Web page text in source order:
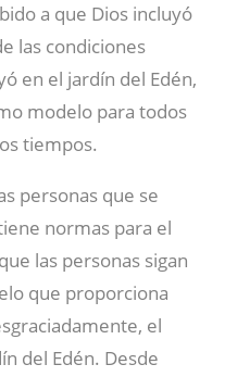
a que Dios incluyó
las condiciones
en el jardín del Edén,
modelo para todos
tiempos.
personas que se
normas para el
las personas sigan
que proporciona
el
del Edén. Desde